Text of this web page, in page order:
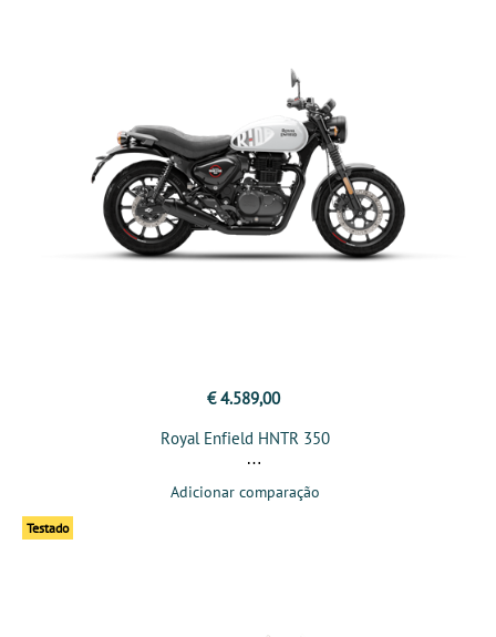
€ 4.589,00
Royal Enfield HNTR 350
Adicionar comparação
Testado